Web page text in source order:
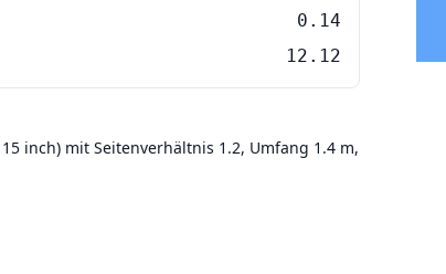
0.14
12.12
inch) mit Seitenverhältnis 1.2, Umfang 1.4 m,